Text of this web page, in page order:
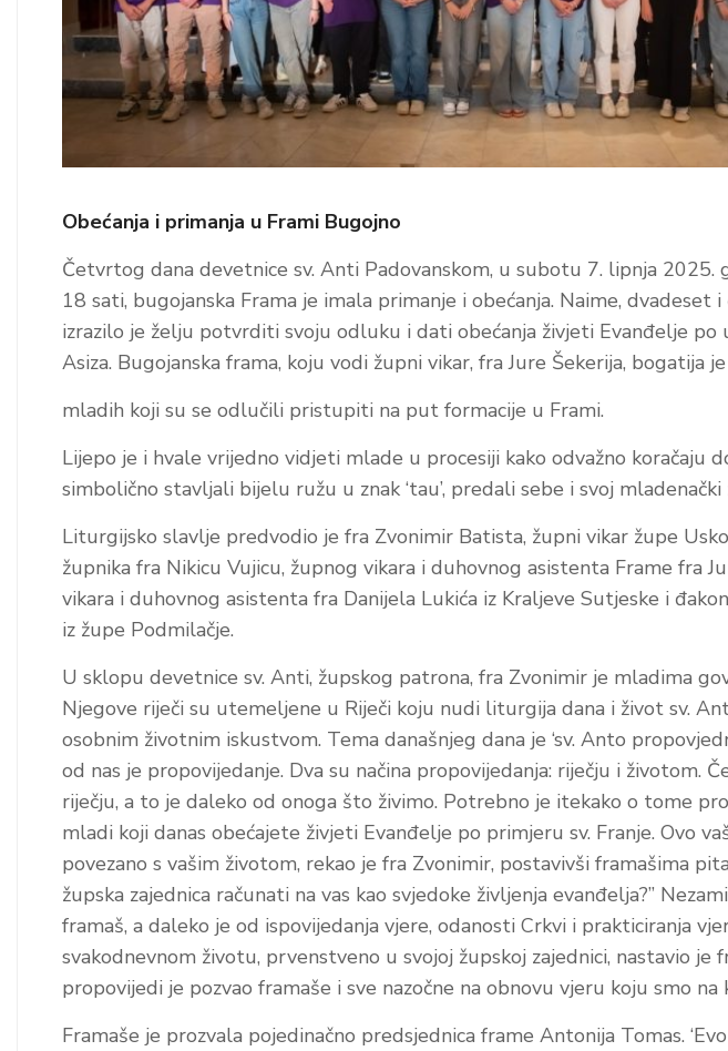
Obećanja i primanja u Frami Bugojno
Četvrtog dana devetnice sv. Anti Padovanskom, u subotu 7. lipnja 2025.
18 sati, bugojanska Frama je imala primanje i obećanja. Naime, dvadeset
izrazilo je želju potvrditi svoju odluku i dati obećanja živjeti Evanđelje po
Asiza. Bugojanska frama, koju vodi župni vikar, fra Jure Šekerija, bogatija
mladih koji su se odlučili pristupiti na put formacije u Frami.
Lijepo je i hvale vrijedno vidjeti mlade u procesiji kako odvažno koračaju
simbolično stavljali bijelu ružu u znak ‘tau’, predali sebe i svoj
Liturgijsko slavlje predvodio je fra Zvonimir Batista, župni vikar župe
župnika fra Nikicu Vujicu, župnog vikara i duhovnog asistenta Frame fra
vikara i duhovnog asistenta fra Danijela Lukića iz Kraljeve Sutjeske i
iz župe Podmilačje.
U sklopu devetnice sv. Anti, župskog patrona, fra Zvonimir je mladima
Njegove riječi su utemeljene u Riječi koju nudi liturgija dana i život sv.
osobnim životnim iskustvom. Tema današnjeg dana je ‘sv. Anto
od nas je propovijedanje. Dva su načina propovijedanja: riječju i životom.
riječju, a to je daleko od onoga što živimo. Potrebno je itekako o tome
mladi koji danas obećajete živjeti Evanđelje po primjeru sv. Franje. Ovo
povezano s vašim životom, rekao je fra Zvonimir, postavivši framašima
župska zajednica računati na vas kao svjedoke življenja evanđelja?”
framaš, a daleko je od ispovijedanja vjere, odanosti Crkvi i prakticiranja
svakodnevnom životu, prvenstveno u svojoj župskoj zajednici, nastavio je
propovijedi je pozvao framaše i sve nazočne na obnovu vjeru koju smo
Framaše je prozvala pojedinačno predsjednica frame Antonija Tomas.